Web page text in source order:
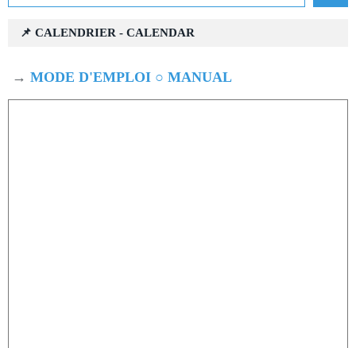
📌 CALENDRIER - CALENDAR
→ MODE D'EMPLOI ○ MANUAL